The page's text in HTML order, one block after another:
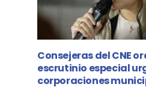
Consejeras del CNE
escrutinio especial
corporaciones